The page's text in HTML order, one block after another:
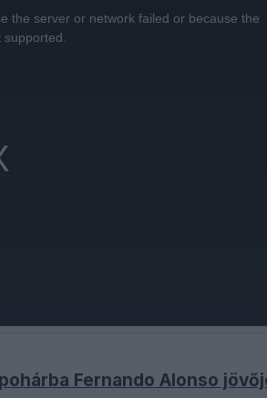
the server or network failed or because the
supported.
Fernando Alonso